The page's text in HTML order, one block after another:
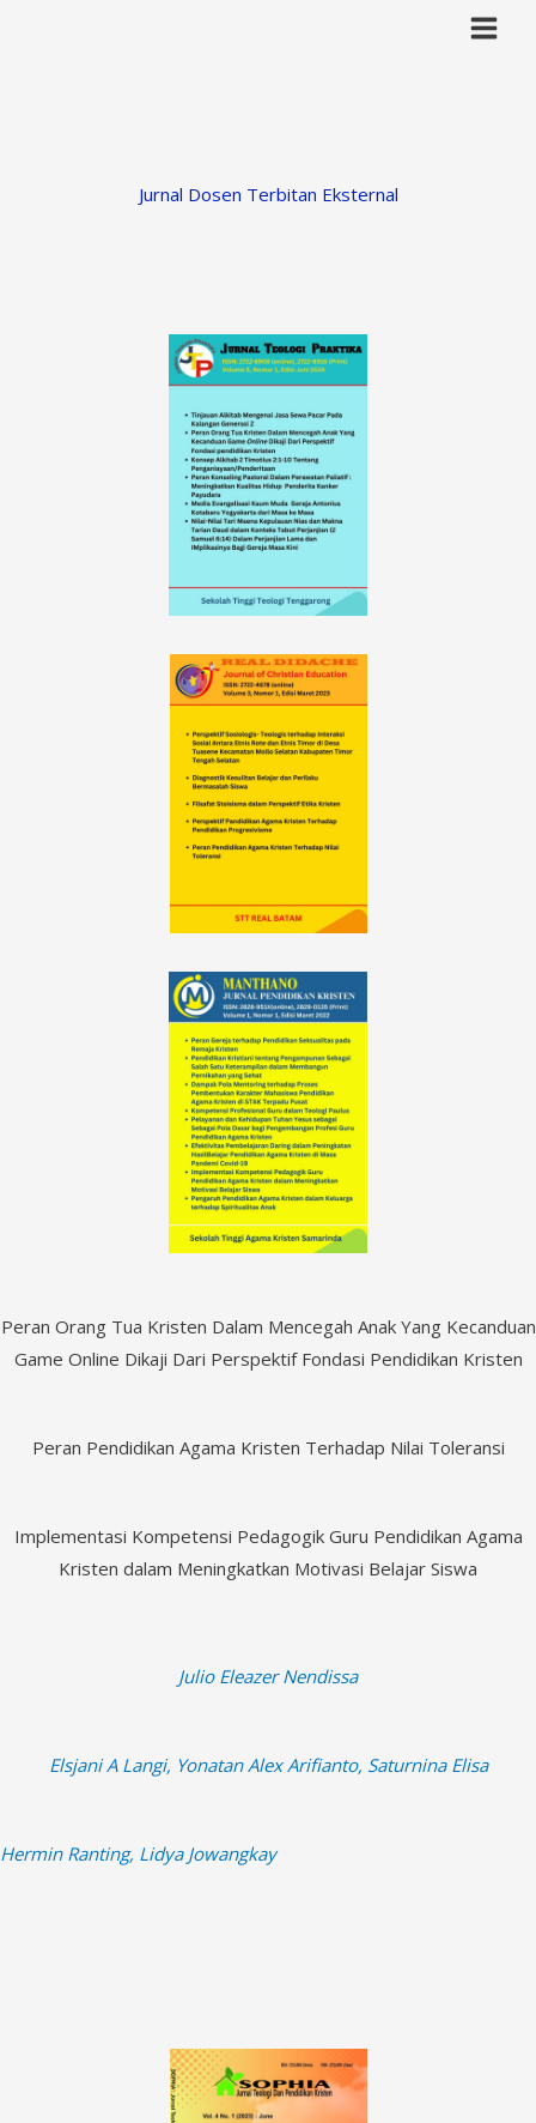
Jurnal Dosen Terbitan Eksternal
Peran Orang Tua Kristen Dalam Mencegah Anak Yang Kecanduan
Game Online Dikaji Dari Perspektif Fondasi Pendidikan Kristen
Peran Pendidikan Agama Kristen Terhadap Nilai Toleransi
Implementasi Kompetensi Pedagogik Guru Pendidikan Agama
Kristen dalam Meningkatkan Motivasi Belajar Siswa
Julio Eleazer Nendissa
Elsjani A Langi, Yonatan Alex Arifianto, Saturnina Elisa
Hermin Ranting, Lidya Jowangkay